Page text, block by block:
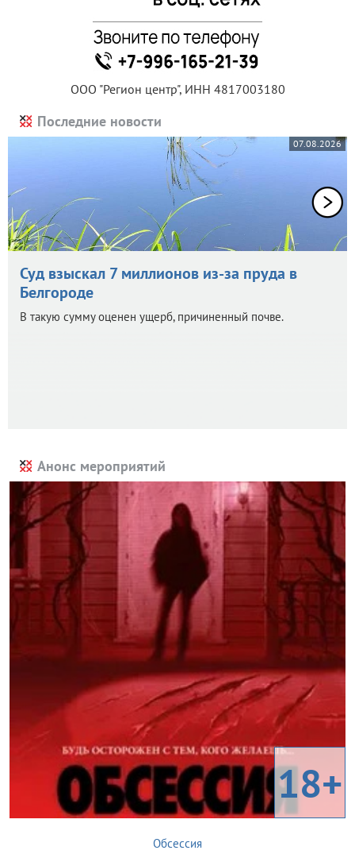
ООО "Регион центр", ИНН 4817003180
Последние новости
07.08.2026
Суд взыскал 7 миллионов из-за пруда в
Белгороде
В такую сумму оценен ущерб, причиненный почве.
Анонс мероприятий
18+
Обсессия